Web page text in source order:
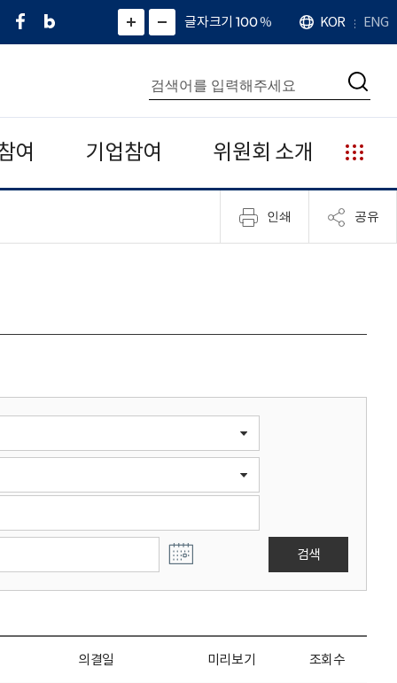
페
네
그
)
화
면
면
소
확
대
치
글자크기 100%
언
어
KOR ENG
통
합
검
색
검
여 기업참여 위원회 소개
누
리
집
안
인쇄 공유
검색
의결일 미리보기 조회수